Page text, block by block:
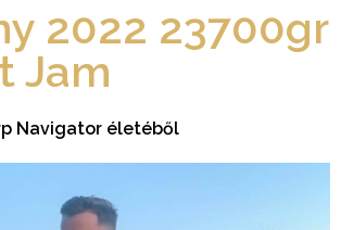
2022 23700gr
Jam
Navigator életéből